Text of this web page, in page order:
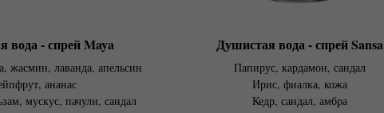
вода - спрей Maya
жасмин, лаванда, апельсин
ананас
мускус, пачули, сандал
Душистая вода - спрей Sansa
Папирус, кардамон, сандал
Ирис, фиалка, кожа
Кедр, сандал, амбра